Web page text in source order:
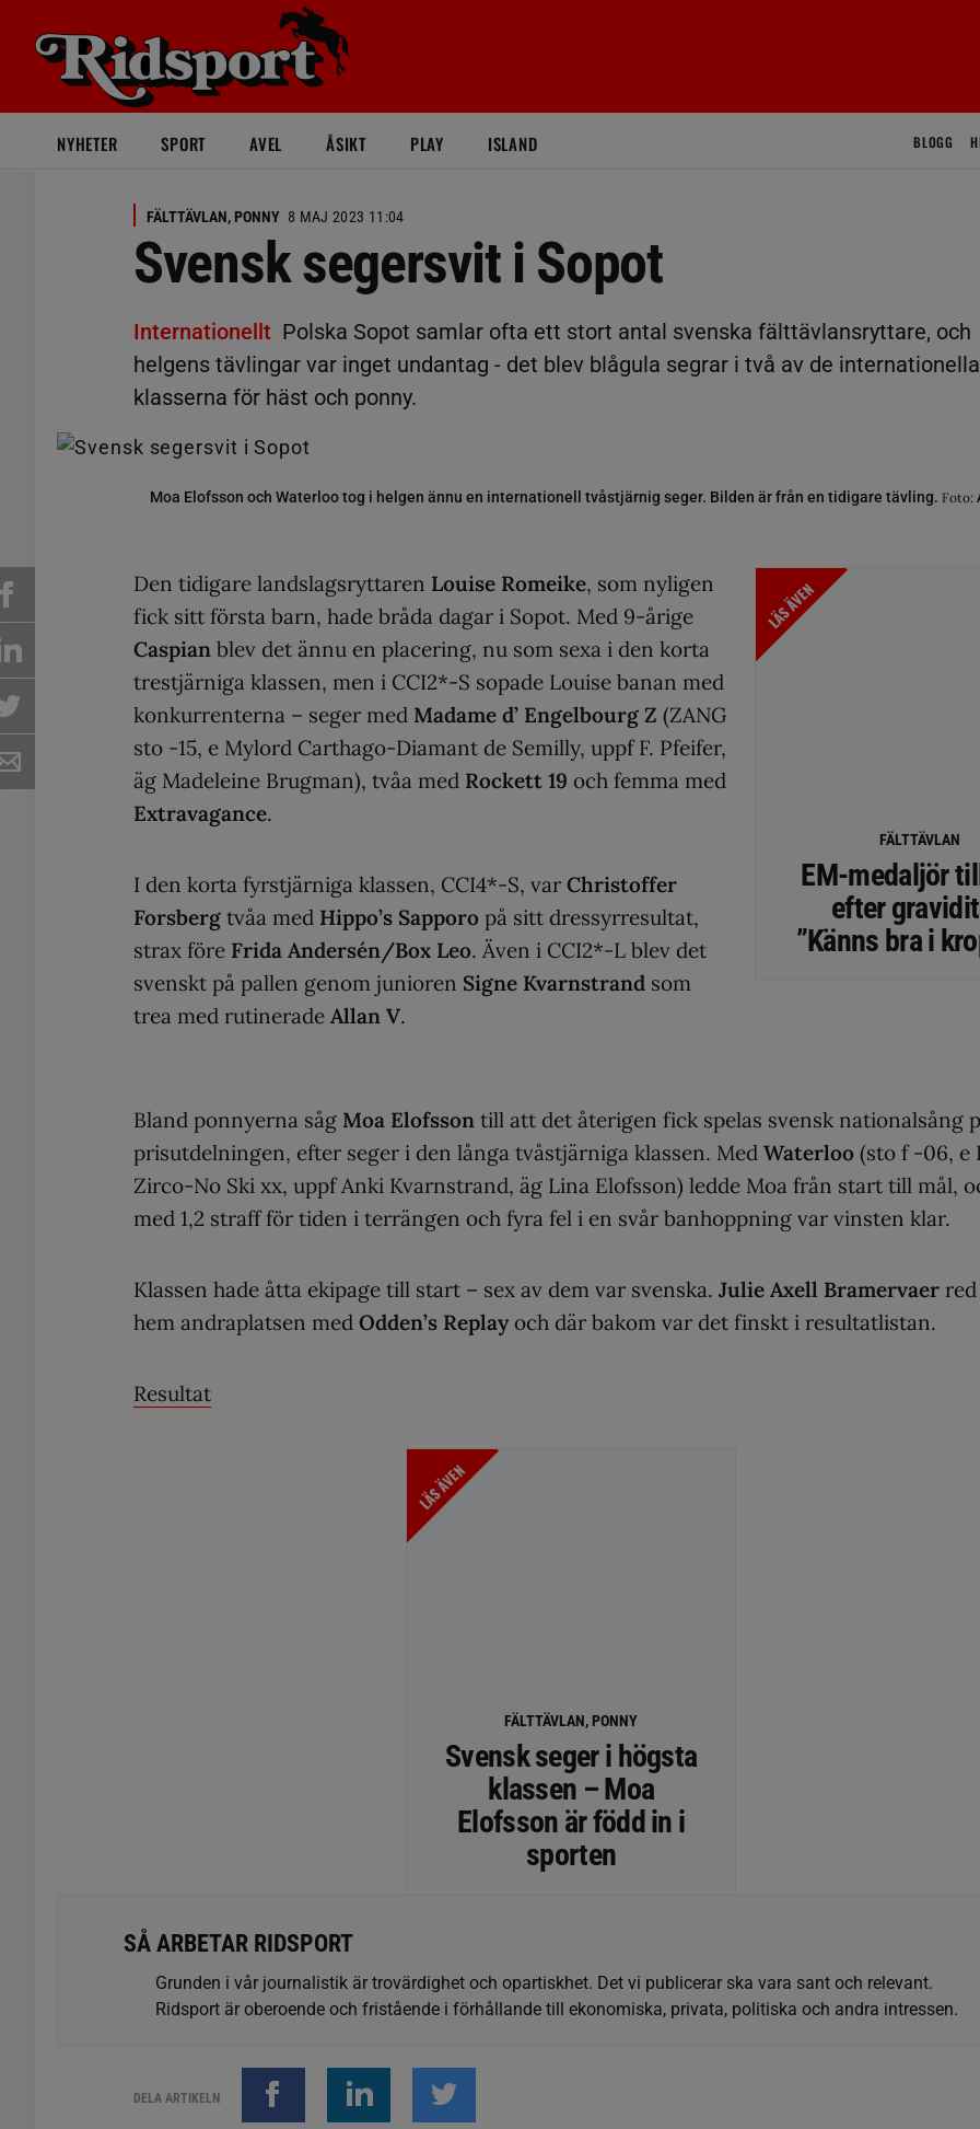
NYHETER SPORT AVEL ÅSIKT PLAY ISLAND BLOGG
FÄLTTÄVLAN, PONNY 8 MAJ 2023 11:04
Svensk segersvit i Sopot
Internationellt Polska Sopot samlar ofta ett stort antal svenska fälttävlansryttare, och
helgens tävlingar var inget undantag - det blev blågula segrar i två av de internationella
klasserna för häst och ponny.
Moa Elofsson och Waterloo tog i helgen ännu en internationell tvåstjärnig seger. Bilden är från en tidigare tävling. Foto:
LÄS ÄVEN
FÄLTTÄVLAN
EM-medaljör
efter
”Känns bra i
Den tidigare landslagsryttaren Louise Romeike, som nyligen
fick sitt första barn, hade bråda dagar i Sopot. Med 9-årige
Caspian blev det ännu en placering, nu som sexa i den korta
trestjärniga klassen, men i CCI2*-S sopade Louise banan med
konkurrenterna – seger med Madame d’ Engelbourg Z (ZANG
sto -15, e Mylord Carthago-Diamant de Semilly, uppf F. Pfeifer,
äg Madeleine Brugman), tvåa med Rockett 19 och femma med
Extravagance.
I den korta fyrstjärniga klassen, CCI4*-S, var Christoffer
Forsberg tvåa med Hippo’s Sapporo på sitt dressyrresultat,
strax före Frida Andersén/Box Leo. Även i CCI2*-L blev det
svenskt på pallen genom junioren Signe Kvarnstrand som
trea med rutinerade Allan V.
Bland ponnyerna såg Moa Elofsson till att det återigen fick spelas svensk nationalsång
prisutdelningen, efter seger i den långa tvåstjärniga klassen. Med Waterloo (sto f -06, e
Zirco-No Ski xx, uppf Anki Kvarnstrand, äg Lina Elofsson) ledde Moa från start till mål,
med 1,2 straff för tiden i terrängen och fyra fel i en svår banhoppning var vinsten klar.
Klassen hade åtta ekipage till start – sex av dem var svenska. Julie Axell Bramervaer red
hem andraplatsen med Odden’s Replay och där bakom var det finskt i resultatlistan.
Resultat
LÄS ÄVEN
FÄLTTÄVLAN, PONNY
Svensk seger i högsta
klassen – Moa
Elofsson är född in i
sporten
SÅ ARBETAR RIDSPORT
Grunden i vår journalistik är trovärdighet och opartiskhet. Det vi publicerar ska vara sant och relevant.
Ridsport är oberoende och fristående i förhållande till ekonomiska, privata, politiska och andra intressen.
DELA ARTIKELN